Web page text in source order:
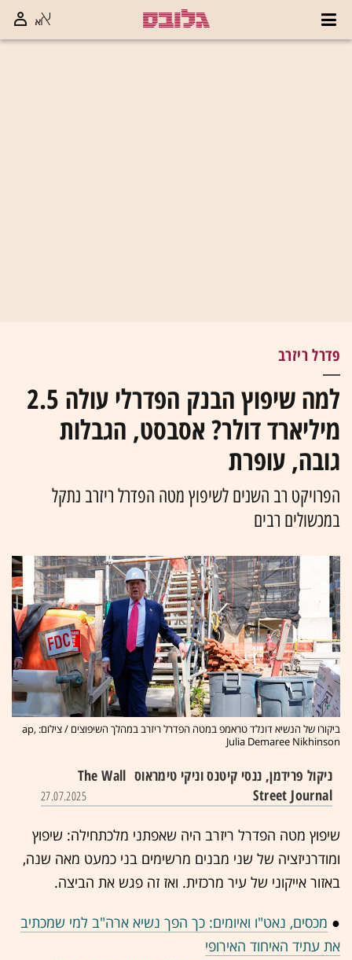
פדרל ריזרב
למה שיפוץ הבנק הפדרלי עולה 2.5
מיליארד דולר? אסבסט, הגבלות
גובה, עופרת
הפרויקט רב השנים לשיפוץ מטה הפדרל ריזרב נתקל
במכשולים רבים
ביקורו של הנשיא דונלד טראמפ במטה הפדרל ריזרב במהלך השיפוצים / צילום: ap,
Julia Demaree Nikhinson
ניקול פרידמן, ננסי קיטנס וניקי טימראוס The Wall
Street Journal
27.07.2025
שיפוץ מטה הפדרל ריזרב היה שאפתני מלכתחילה: שיפוץ
ומודרניזציה של שני מבנים מרשימים בני כמעט מאה שנה,
באזור אייקוני של עיר מרכזית. ואז זה פגש את הביצה.
● מכסים, נאט"ו ואיומים: כך הפך נשיא ארה"ב למי שמכתיב
את עתיד האיחוד האירופי